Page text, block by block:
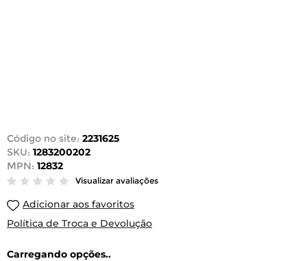
Código no site: 2231625
SKU: 1283200202
MPN: 12832
Visualizar avaliações
Adicionar aos favoritos
Política de Troca e Devolução
Carregando opções..